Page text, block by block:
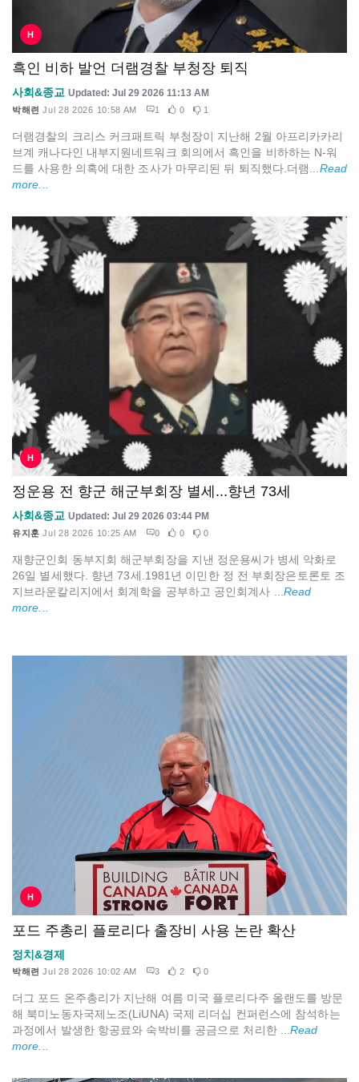
H
흑인 비하 발언 더램경찰 부청장 퇴직
사회&종교 Updated: Jul 29 2026 11:13 AM
박해련 Jul 28 2026 10:58 AM 1 0 1
더램경찰의 크리스 커크패트릭 부청장이 지난해 2월 아프리카카리
브계 캐나다인 내부지원네트워크 회의에서 흑인을 비하하는 N-워
드를 사용한 의혹에 대한 조사가 마무리된 뒤 퇴직했다.더램... Read
more...
H
정운용 전 향군 해군부회장 별세...향년 73세
사회&종교 Updated: Jul 29 2026 03:44 PM
유지훈 Jul 28 2026 10:25 AM 0 0 0
재향군인회 동부지회 해군부회장을 지낸 정운용씨가 병세 악화로
26일 별세했다. 향년 73세.1981년 이민한 정 전 부회장은토론토 조
지브라운칼리지에서 회계학을 공부하고 공인회계사 ... Read
more...
H
포드 주총리 플로리다 출장비 사용 논란 확산
정치&경제
박해련 Jul 28 2026 10:02 AM 3 2 0
더그 포드 온주총리가 지난해 여름 미국 플로리다주 올랜도를 방문
해 북미노동자국제노조(LiUNA) 국제 리더십 컨퍼런스에 참석하는
과정에서 발생한 항공료와 숙박비를 공금으로 처리한 ...Read
more...